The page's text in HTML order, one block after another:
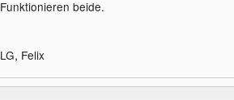
Funktionieren beide.
LG, Felix